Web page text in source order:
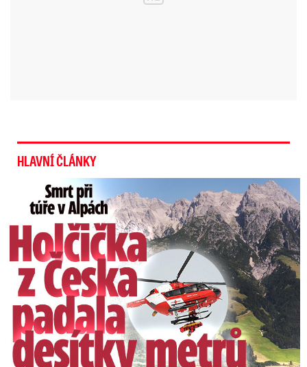
HLAVNÍ ČLÁNKY
Smrt Češky v Alpách: Zemřela při túře s rodiči